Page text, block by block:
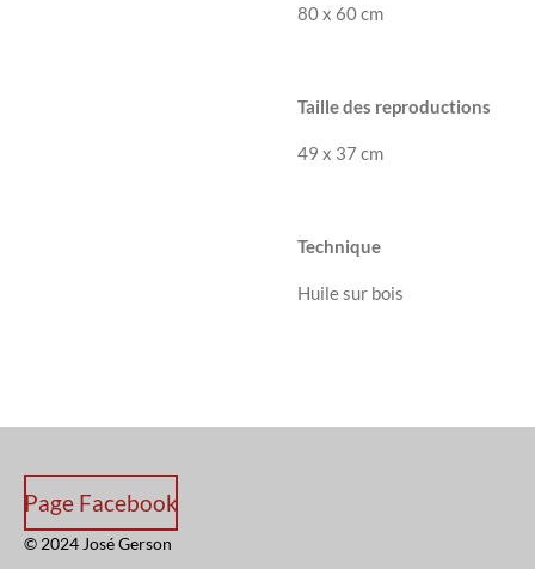
80 x 60 cm
Taille des reproductions
49 x 37 cm
Technique
Huile sur bois
Page Facebook
© 2024 José Gerson